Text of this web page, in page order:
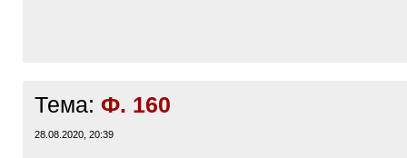
Тема: Ф. 160
28.08.2020, 20:39